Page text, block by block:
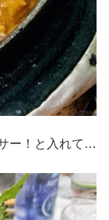
ー！と入れて…